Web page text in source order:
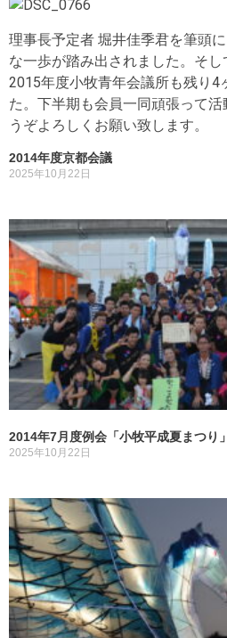
理事長予定者 堀井佳季君を筆頭
な一歩が踏み出されました。そ
2015年度小牧青年会議所も残り4
た。下半期も会員一同頑張って
うぞよろしくお願い致します。
2014年度京都会議
2025年10月22日
2014年7月度例会「小牧平成夏まつり
2025年10月22日